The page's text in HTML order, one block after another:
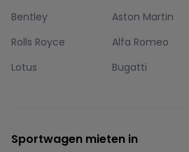
Bentley
Aston Martin
Rolls Royce
Alfa Romeo
Lotus
Bugatti
Sportwagen mieten in